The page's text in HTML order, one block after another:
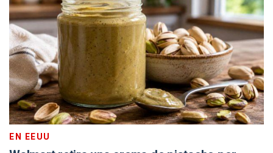
EN EEUU